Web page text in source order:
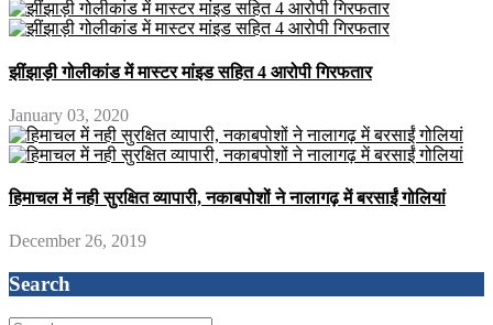
झींझाड़ी गोलीकांड में मास्टर मांइड सहित 4 आरोपी गिरफतार
January 03, 2020
हिमाचल में नही सुरक्षित व्यापारी, नकाबपोशों ने नालागढ़ में बरसाईं गोलियां
December 26, 2019
Search